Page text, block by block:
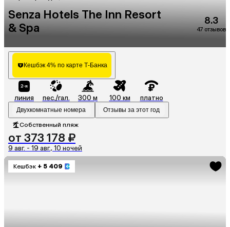
Senza Hotels The Inn Resort
& Spa
8.3
47 отзывов
Кешбэк 4% по карте Т-Банка
линия пес./гал. 300 м 100 км платно
Двухкомнатные номера Отзывы за этот год
Собственный пляж
от 373 178 ₽
9 авг. - 19 авг., 10 ночей
Кешбэк + 5 409